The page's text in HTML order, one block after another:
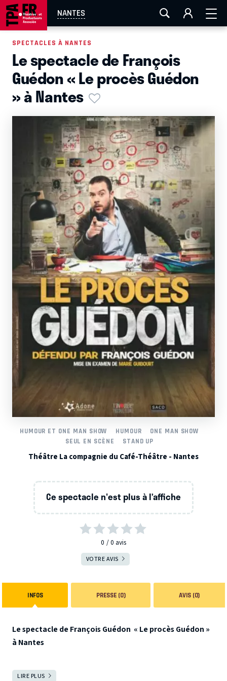
NANTES
AIX-MARSEILLE AURAY LA ROCHELLE
EN TOURNÉE
SPECTACLES À NANTES
Le spectacle de François
Guédon « Le procès Guédon
» à Nantes
HUMOUR ET ONE MAN SHOW HUMOUR
ONE MAN SHOW
SEUL EN SCÈNE
STAND UP
Théâtre La compagnie du Café-Théâtre - Nantes
Ce spectacle n'est plus à l’affiche
0 0 avis
VOTRE AVIS
INFOS PRESSE (0) AVIS (0)
Le spectacle de François Guédon « Le procès Guédon »
à Nantes
Affaire Guédon : le procès vire au spectacle
LIRE PLUS